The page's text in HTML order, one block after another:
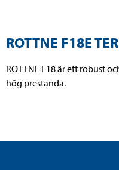
ROTTNE F18E
ROTTNE F18 är ett robust
hög prestanda.